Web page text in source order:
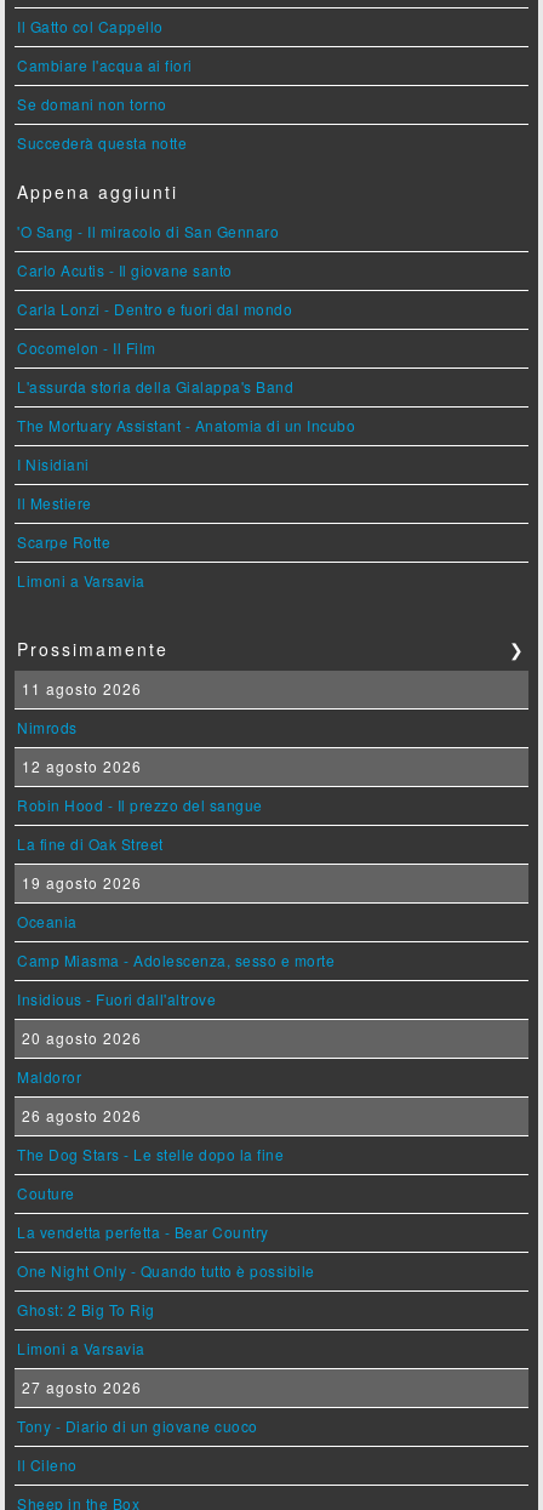
Il Gatto col Cappello
Cambiare l'acqua ai fiori
Se domani non torno
Succederà questa notte
Appena aggiunti
'O Sang - Il miracolo di San Gennaro
Carlo Acutis - Il giovane santo
Carla Lonzi - Dentro e fuori dal mondo
Cocomelon - Il Film
L'assurda storia della Gialappa's Band
The Mortuary Assistant - Anatomia di un Incubo
I Nisidiani
Il Mestiere
Scarpe Rotte
Limoni a Varsavia
Prossimamente ❯
11 agosto 2026
Nimrods
12 agosto 2026
Robin Hood - Il prezzo del sangue
La fine di Oak Street
19 agosto 2026
Oceania
Camp Miasma - Adolescenza, sesso e morte
Insidious - Fuori dall'altrove
20 agosto 2026
Maldoror
26 agosto 2026
The Dog Stars - Le stelle dopo la fine
Couture
La vendetta perfetta - Bear Country
One Night Only - Quando tutto è possibile
Ghost: 2 Big To Rig
Limoni a Varsavia
27 agosto 2026
Tony - Diario di un giovane cuoco
Il Cileno
Sheep in the Box